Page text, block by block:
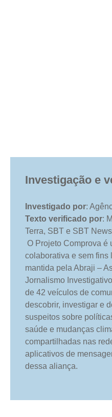
Investigação e
Investigado por:
Texto verificado por:
Terra, SBT e SBT News
O Projeto Comprova é
colaborativa e sem fins
mantida pela Abraji –
Jornalismo
de 42 veículos de
descobrir, investigar e
suspeitos sobre
saúde e mudanças
compartilhadas nas
aplicativos de
dessa aliança.